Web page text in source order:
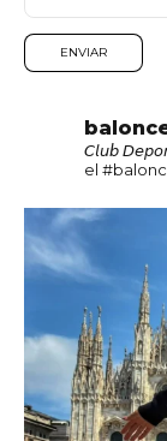
𝘊𝘭𝘶𝘣
el